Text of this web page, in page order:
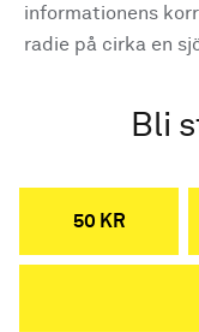
informationens
radie på cirka en
Bli
50 KR